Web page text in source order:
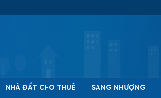
NHÀ ĐẤT CHO THUÊ SANG NHƯỢNG